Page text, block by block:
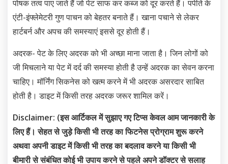
पोषक तत्व पाए जाते हैं जो पेट साफ कर कब्ज को दूर करते हैं। पपीते के
एंटी-इंफ्लेमेटरी गुण पाचन को बेहतर बनाते हैं। खाना पचाने से लेकर
हार्टबर्न और अपच की समस्याएं इससे दूर होती हैं।
अदरक- पेट के लिए अदरक को भी अच्छा माना जाता है। जिन लोगों को
जी मिचलाने या पेट में दर्द की समस्या होती है उन्हें अदरक का सेवन करना
चाहिए। मॉर्निंग सिकनेस को खत्म करने में भी अदरक असरदार साबित
होती है। डाइट में किसी तरह अदरक जरूर शामिल करें।
Disclaimer: (इस आर्टिकल में सुझाए गए टिप्स केवल आम जानकारी के
लिए हैं। सेहत से जुड़े किसी भी तरह का फिटनेस प्रोग्राम शुरू करने
अथवा अपनी डाइट में किसी भी तरह का बदलाव करने या किसी भी
बीमारी से संबंधित कोई भी उपाय करने से पहले अपने डॉक्टर से सलाह